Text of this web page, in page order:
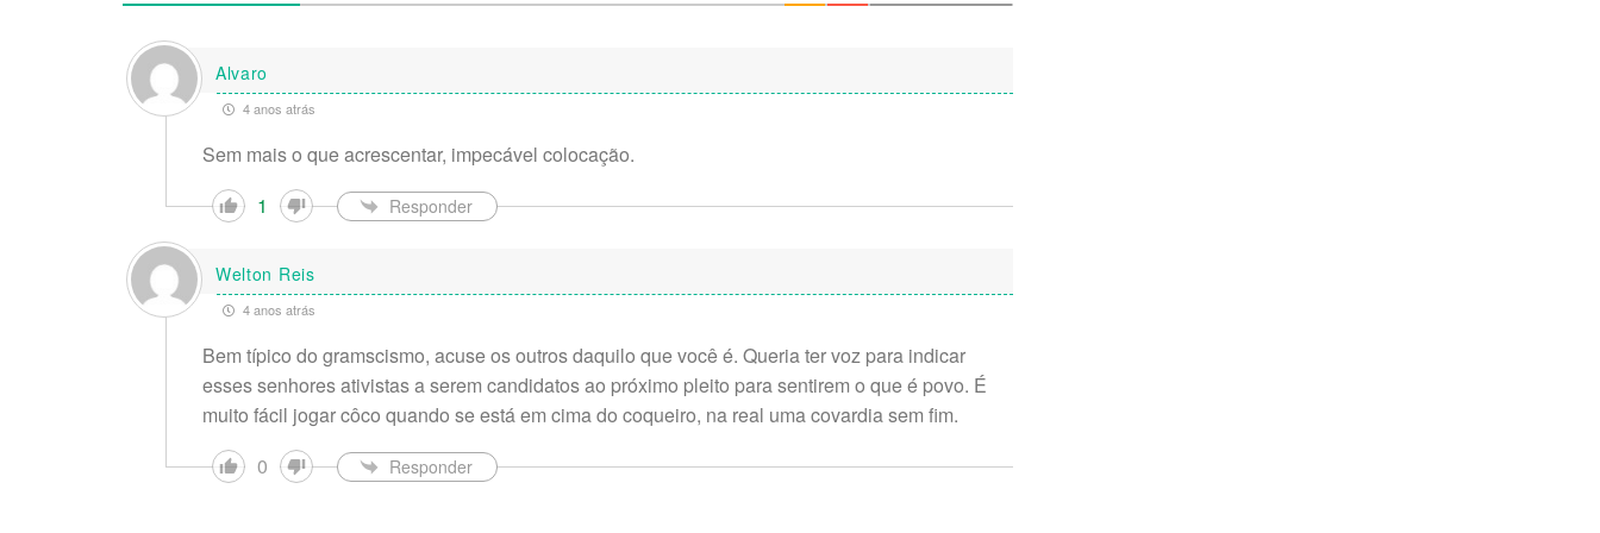
Alvaro
4 anos atrás
Sem mais o que acrescentar, impecável colocação.
1
Responder
Welton Reis
4 anos atrás
Bem típico do gramscismo, acuse os outros daquilo que você é. Queria ter voz para indicar
esses senhores ativistas a serem candidatos ao próximo pleito para sentirem o que é povo. É
muito fácil jogar côco quando se está em cima do coqueiro, na real uma covardia sem fim.
0
Responder